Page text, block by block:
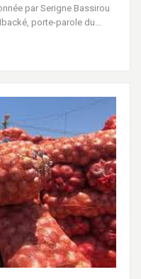
par Serigne Bassirou
porte-parole du…